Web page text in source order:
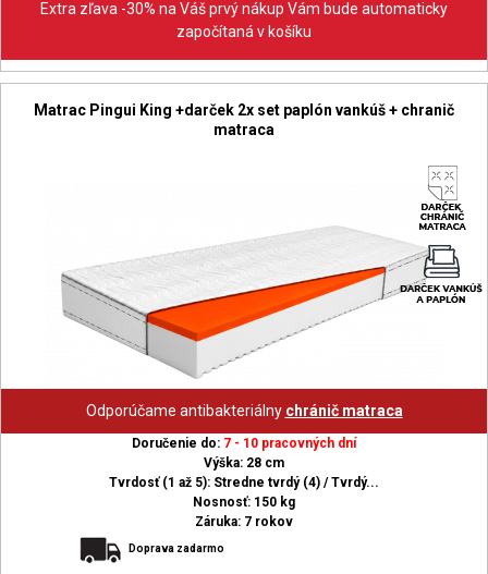
Extra zľava -30% na Váš prvý nákup Vám bude automaticky
započítaná v košíku
Matrac Pingui King +darček 2x set paplón vankúš + chranič
matraca
Odporúčame antibakteriálny chránič matraca
Doručenie do: 7 - 10 pracovných dní
Výška: 28 cm
Tvrdosť (1 až 5): Stredne tvrdý (4) / Tvrdý...
Nosnosť: 150 kg
Záruka: 7 rokov
Doprava zadarmo